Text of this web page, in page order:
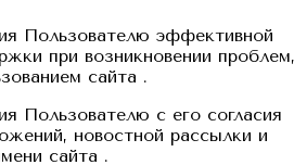
Пользователю эффективной
при возникновении проблем,
сайта .
Пользователю с его согласия
новостной рассылки и
сайта .